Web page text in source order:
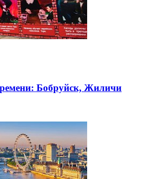
Бобруйск, Жиличи